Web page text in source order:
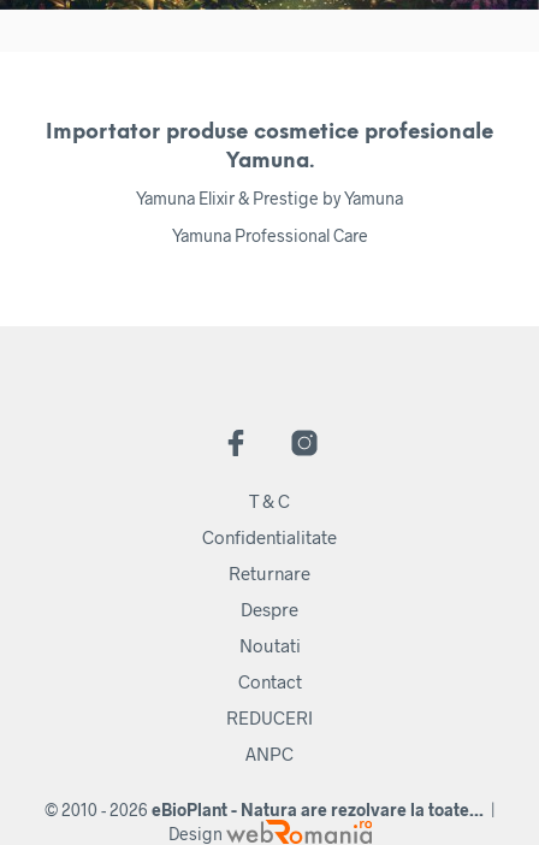
Importator produse cosmetice profesionale
Yamuna.
Yamuna Elixir & Prestige by Yamuna
Yamuna Professional Care
T & C
Confidentialitate
Returnare
Despre
Noutati
Contact
REDUCERI
ANPC
© 2010 - 2026 eBioPlant - Natura are rezolvare la toate... |
Design